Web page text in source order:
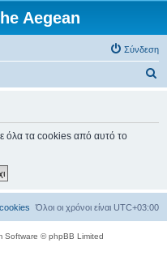
Aegean
Σύνδεση
σ
όλα τα cookies από αυτό το
Όλοι οι χρόνοι είναι UTC+03:00
Software © phpBB Limited